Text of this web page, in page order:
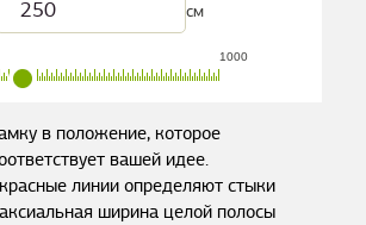
см
1000
в положение, которое
вашей идее.
линии определяют стыки
ширина целой полосы